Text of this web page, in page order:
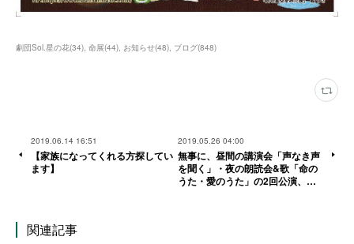
劇団Sol.星の花(34) 命展(44) お知らせ(48) ブログ(848)
2019.06.14 16:51
【家族になってくれる方探してい
ます】
2019.05.26 04:00
無事に、昼間の講演会「声なき声
を聞く」・夜の朗読会&歌「命の
うた・愛のうた」の2回公演、…
関連記事